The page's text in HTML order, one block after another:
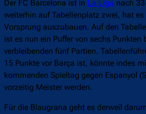
Der FC Barcelona ist in La Liga nach
weiterhin auf Tabellenplatz zwei, hat es
Vorsprung auszubauen. Auf den
ist es nun ein Puffer von sechs Punkten
verbleibenden fünf Partien.
15 Punkte vor Barça ist, könnte indes
kommenden Spieltag gegen Espanyol
vorzeitig Meister werden.
Für die Blaugrana geht es derweil